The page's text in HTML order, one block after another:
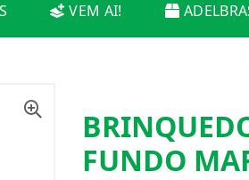
VEM AI!
FUNDO